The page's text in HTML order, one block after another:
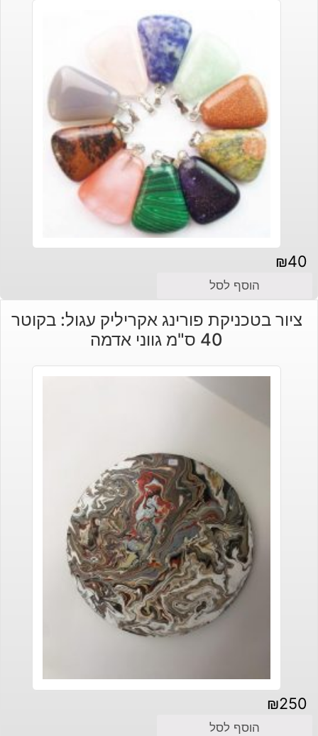
₪40
הוסף לסל
ציור בטכניקת פורינג אקריליק עגול: בקוטר
40 ס"מ גווני אדמה
₪250
הוסף לסל